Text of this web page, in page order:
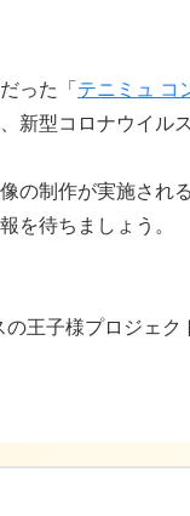
った「 テニミュ コ
新型コロナウイル
の制作が実施され
を待ちましょう。
王子様プロジェク